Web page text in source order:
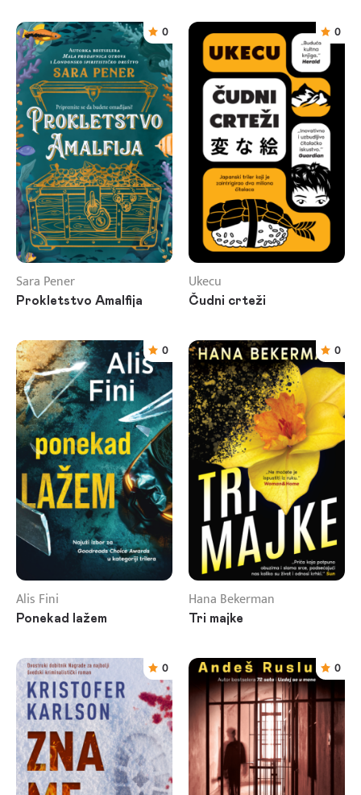
0
Sara Pener
Prokletstvo Amalfija
0
Ukecu
Čudni crteži
0
Alis Fini
Ponekad lažem
0
Hana Bekerman
Tri majke
0 0